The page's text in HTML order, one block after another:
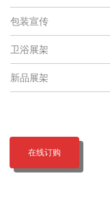
包装宣传
卫浴展架
新品展架
在线订购